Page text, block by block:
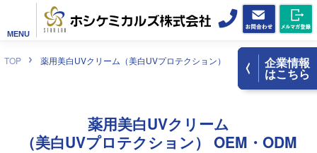
MENU
企業情報
はこちら
TOP 薬用美白UVクリーム（美白UVプロテクション）
薬用美白UVクリーム
（美白UVプロテクション） OEM・ODM